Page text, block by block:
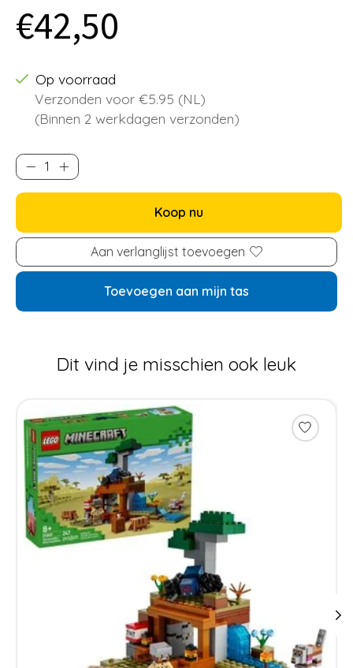
€42,50
Op voorraad
Verzonden voor €5.95 (NL)
(Binnen 2 werkdagen verzonden)
Koop nu
Aan verlanglijst toevoegen
Toevoegen aan mijn tas
Dit vind je misschien ook leuk
Items van productcarrousel